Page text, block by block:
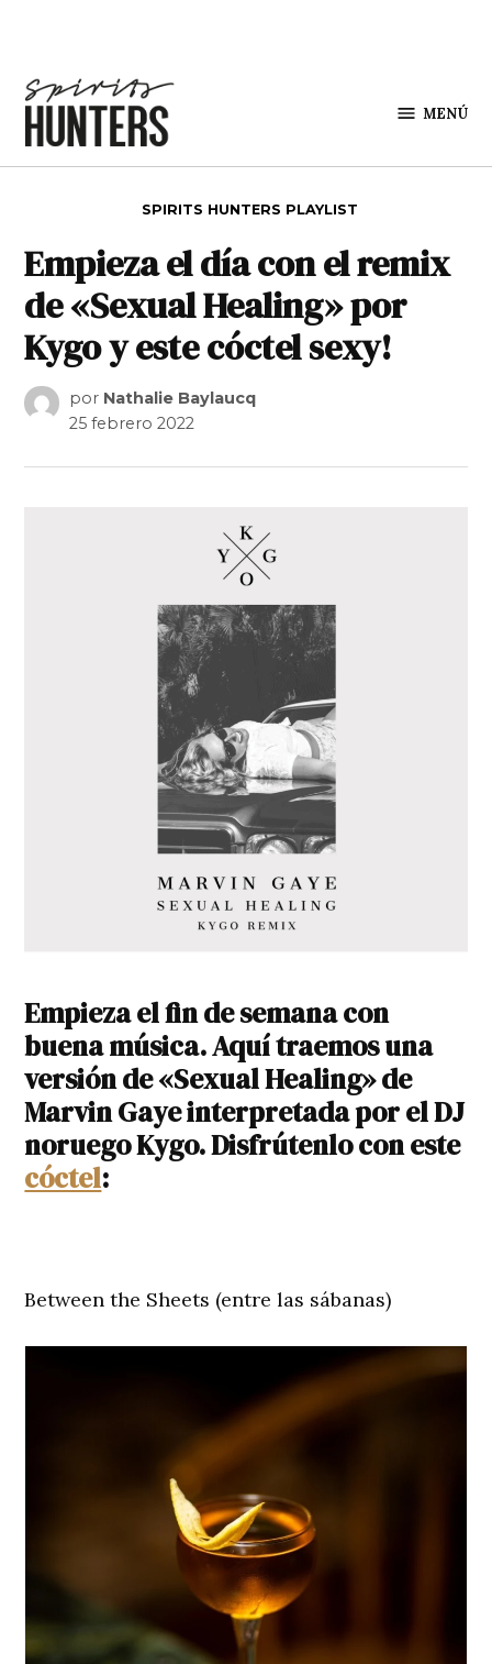
MENÚ
SPIRITS HUNTERS PLAYLIST
Empieza el día con el remix
de «Sexual Healing» por
Kygo y este cóctel sexy!
por Nathalie Baylaucq
25 febrero 2022
Empieza el fin de semana con
buena música. Aquí traemos una
versión de «Sexual Healing» de
Marvin Gaye interpretada por el DJ
noruego Kygo. Disfrútenlo con este
cóctel:
Between the Sheets (entre las sábanas)